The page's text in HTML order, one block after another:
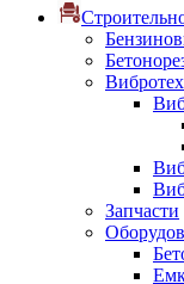
Запчасти